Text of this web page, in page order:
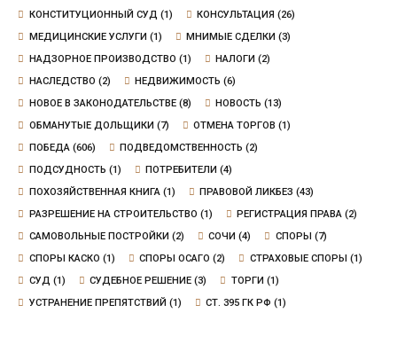
КОНСТИТУЦИОННЫЙ СУД (1) КОНСУЛЬТАЦИЯ (26)
МЕДИЦИНСКИЕ УСЛУГИ (1) МНИМЫЕ СДЕЛКИ (3)
НАДЗОРНОЕ ПРОИЗВОДСТВО (1) НАЛОГИ (2)
НАСЛЕДСТВО (2) НЕДВИЖИМОСТЬ (6)
НОВОЕ В ЗАКОНОДАТЕЛЬСТВЕ(8) НОВОСТЬ (13)
ОБМАНУТЫЕ ДОЛЬЩИКИ (7) ОТМЕНА ТОРГОВ (1)
ПОБЕДА(606) ПОДВЕДОМСТВЕННОСТЬ (2)
ПОДСУДНОСТЬ (1) ПОТРЕБИТЕЛИ (4)
ПОХОЗЯЙСТВЕННАЯ КНИГА(1) ПРАВОВОЙ ЛИКБЕЗ (43)
РАЗРЕШЕНИЕ НА СТРОИТЕЛЬСТВО (1) РЕГИСТРАЦИЯ ПРАВА (2)
САМОВОЛЬНЫЕ ПОСТРОЙКИ (2) СОЧИ (4) СПОРЫ (7)
СПОРЫ КАСКО (1) СПОРЫ ОСАГО (2) СТРАХОВЫЕ СПОРЫ (1)
СУД (1) СУДЕБНОЕ РЕШЕНИЕ (3) ТОРГИ (1)
УСТРАНЕНИЕ ПРЕПЯТСТВИЙ (1) СТ. 395 ГК РФ (1)